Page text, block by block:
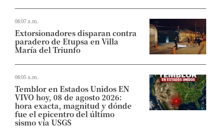
08:07 a.m.
Extorsionadores disparan contra
paradero de Etupsa en Villa
María del Triunfo
08:05 a.m.
Temblor en Estados Unidos EN
VIVO hoy, 08 de agosto 2026:
hora exacta, magnitud y dónde
fue el epicentro del último
sismo vía USGS